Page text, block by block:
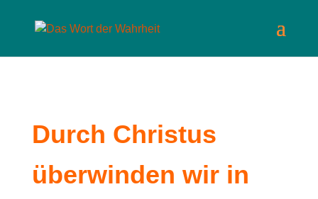
Durch Christus
überwinden wir in